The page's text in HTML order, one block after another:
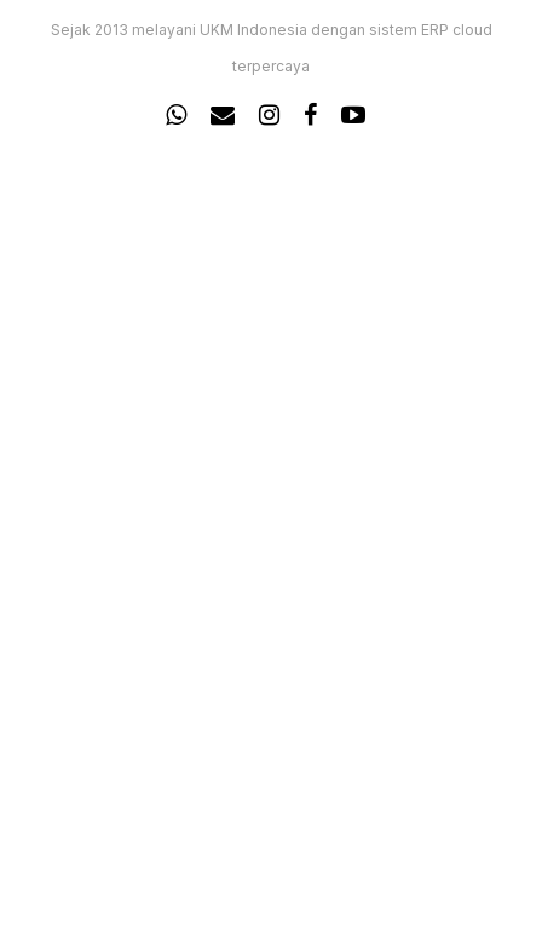
Sejak 2013 melayani UKM Indonesia dengan sistem ERP cloud
terpercaya